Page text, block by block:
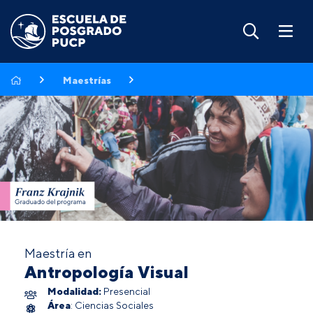
Maestrías
Maestría en
Antropología Visual
Modalidad: Presencial
Área: Ciencias Sociales